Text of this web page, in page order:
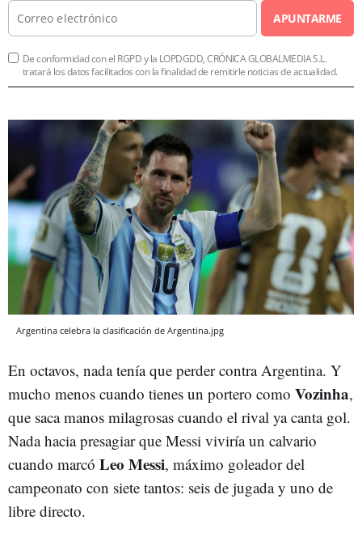
APUNTARME
De conformidad con el RGPD y la LOPDGDD, CRÓNICA GLOBALMEDIA S.L.
tratará los datos facilitados con la finalidad de remitirle noticias de actualidad.
Argentina celebra la clasificación de Argentina.jpg
En octavos, nada tenía que perder contra Argentina. Y
mucho menos cuando tienes un portero como Vozinha,
que saca manos milagrosas cuando el rival ya canta gol.
Nada hacia presagiar que Messi viviría un calvario
cuando marcó Leo Messi, máximo goleador del
campeonato con siete tantos: seis de jugada y uno de
libre directo.